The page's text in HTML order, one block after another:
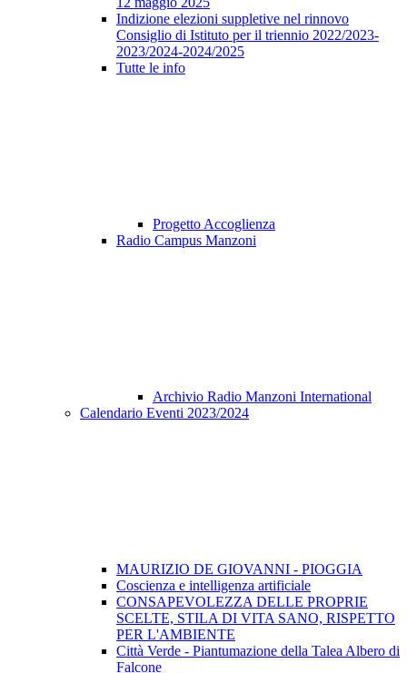
Indizione elezioni suppletive nel rinnovo
Consiglio di Istituto per il triennio 2022/2023-
2023/2024-2024/2025
Tutte le info
Progetto Accoglienza
Radio Campus Manzoni
Archivio Radio Manzoni International
Calendario Eventi 2023/2024
MAURIZIO DE GIOVANNI - PIOGGIA
Coscienza e intelligenza artificiale
CONSAPEVOLEZZA DELLE PROPRIE
SCELTE, STILA DI VITA SANO, RISPETTO
PER L'AMBIENTE
Città Verde - Piantumazione della Talea Albero di
Falcone